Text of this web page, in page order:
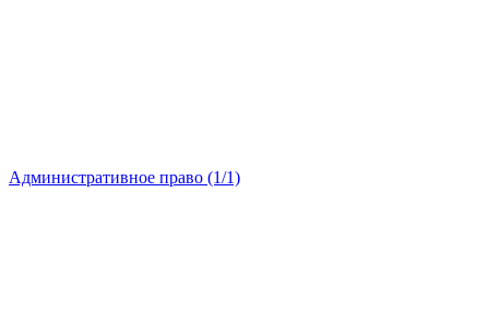
Административное право (1/1)